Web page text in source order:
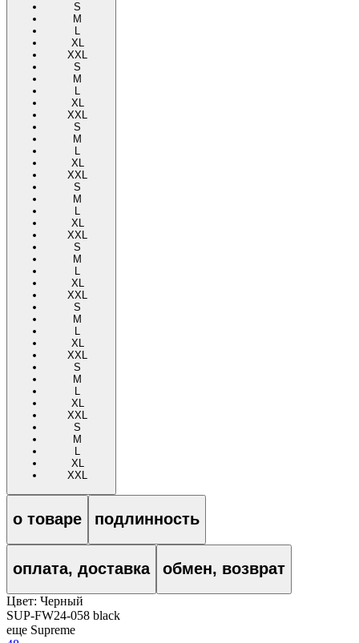
S
M
L
XL
XXL
S
M
L
XL
XXL
S
M
L
XL
XXL
S
M
L
XL
XXL
S
M
L
XL
XXL
S
M
L
XL
XXL
S
M
L
XL
XXL
S
M
L
XL
XXL
о товаре подлинность
оплата, доставка обмен, возврат
Цвет: Черный
SUP-FW24-058 black
еще Supreme